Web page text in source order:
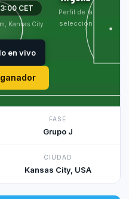
CET
Kansas City
Perfil de la
selección
en vivo
FASE
Grupo J
CIUDAD
Kansas City, USA